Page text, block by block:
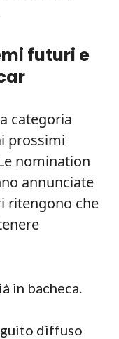
futuri e
categoria
prossimi
nomination
annunciate
ritengono che
in bacheca.
diffuso